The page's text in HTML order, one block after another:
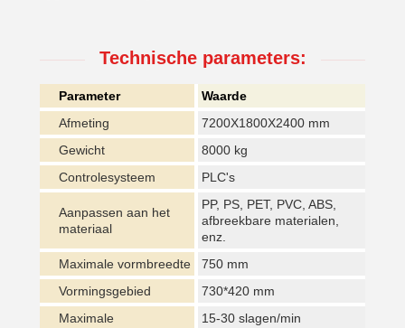
Technische parameters:
Parameter
Waarde
Afmeting
7200X1800X2400 mm
Gewicht
8000 kg
Controlesysteem
PLC's
Aanpassen aan het
materiaal
PP, PS, PET, PVC, ABS,
afbreekbare materialen,
enz.
Maximale vormbreedte
750 mm
Vormingsgebied
730*420 mm
Maximale
15-30 slagen/min